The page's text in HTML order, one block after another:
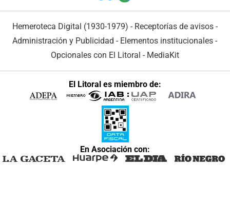
Hemeroteca Digital (1930-1979) - Receptorías de avisos -
Administración y Publicidad - Elementos institucionales -
Opcionales con El Litoral - MediaKit
El Litoral es miembro de:
En Asociación con: